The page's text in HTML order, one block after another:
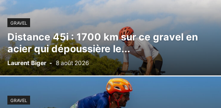
GRAVEL
Distance 45i : 1700 km sur ce gravel en
acier qui dépoussière le...
Laurent Biger - 8 août 2026
GRAVEL